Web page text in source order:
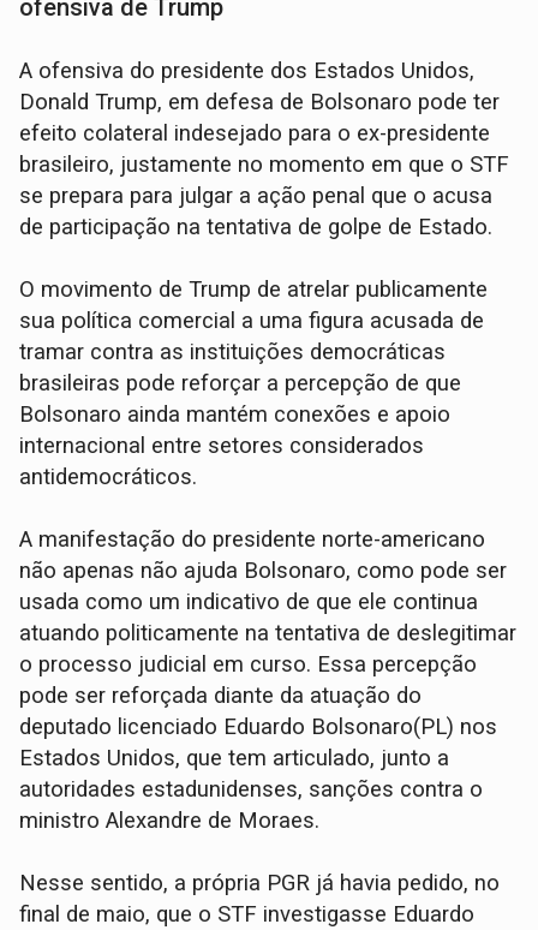
ofensiva de Trump
A ofensiva do presidente dos Estados Unidos,
Donald Trump, em defesa de Bolsonaro pode ter
efeito colateral indesejado para o ex-presidente
brasileiro, justamente no momento em que o STF
se prepara para julgar a ação penal que o acusa
de participação na tentativa de golpe de Estado.
O movimento de Trump de atrelar publicamente
sua política comercial a uma figura acusada de
tramar contra as instituições democráticas
brasileiras pode reforçar a percepção de que
Bolsonaro ainda mantém conexões e apoio
internacional entre setores considerados
antidemocráticos.
A manifestação do presidente norte-americano
não apenas não ajuda Bolsonaro, como pode ser
usada como um indicativo de que ele continua
atuando politicamente na tentativa de deslegitimar
o processo judicial em curso. Essa percepção
pode ser reforçada diante da atuação do
deputado licenciado Eduardo Bolsonaro(PL) nos
Estados Unidos, que tem articulado, junto a
autoridades estadunidenses, sanções contra o
ministro Alexandre de Moraes.
Nesse sentido, a própria PGR já havia pedido, no
final de maio, que o STF investigasse Eduardo